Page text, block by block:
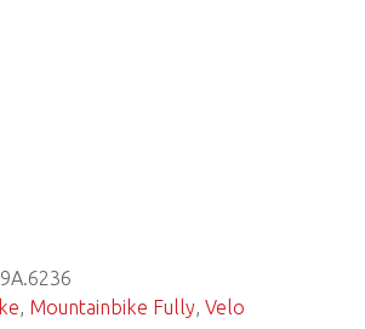
, Mountainbike Fully, Velo